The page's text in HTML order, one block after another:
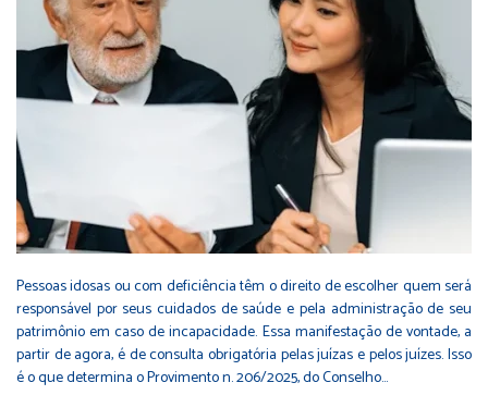
Pessoas idosas ou com deficiência têm o direito de escolher quem será
responsável por seus cuidados de saúde e pela administração de seu
patrimônio em caso de incapacidade. Essa manifestação de vontade, a
partir de agora, é de consulta obrigatória pelas juízas e pelos juízes. Isso
é o que determina o Provimento n. 206/2025, do Conselho…